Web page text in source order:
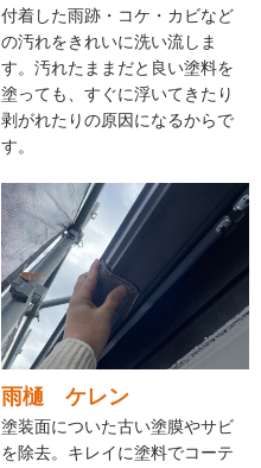
付着した雨跡・コケ・カビなど
の汚れをきれいに洗い流しま
す。汚れたままだと良い塗料を
塗っても、すぐに浮いてきたり
剥がれたりの原因になるからで
す。
雨樋 ケレン
塗装面についた古い塗膜やサビ
を除去。キレイに塗料でコーテ